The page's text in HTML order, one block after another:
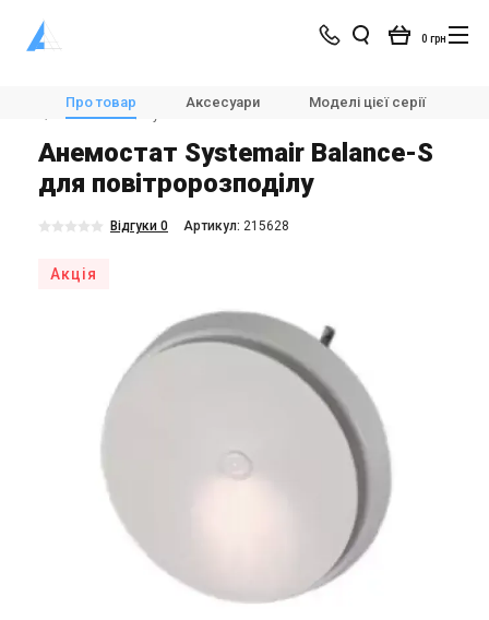
0 грн
Магазин Вентиляція
🌀Повітророзподільні пристрої
🌀Анемостати
Systemair Balance-S
Про товар Аксесуари Моделі цієї серії
Анемостат Systemair Balance-S
для повітророзподілу
Відгуки 0 Aртикул: 215628
Акція